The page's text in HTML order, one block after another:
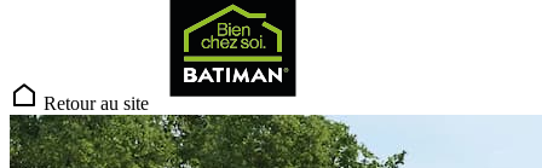
Retour au site